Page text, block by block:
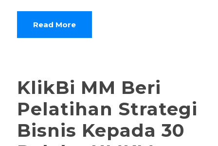
Read More
KlikBi MM Beri
Pelatihan Strategi
Bisnis Kepada 30